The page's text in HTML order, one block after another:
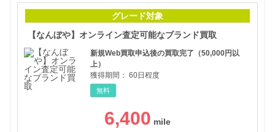
グレード対象
【なんぼや】オンライン査定可能なブランド買取
新規Web買取申込後の買取完了（50,000円以
上）
獲得期間： 60日程度
無料
6,400